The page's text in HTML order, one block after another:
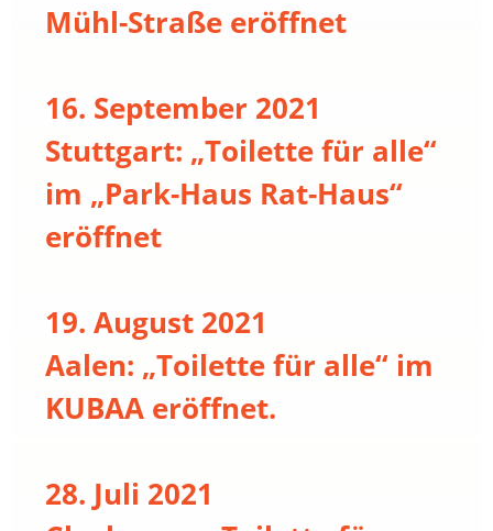
Mühl-Straße eröffnet
16. September 2021
Stuttgart: „Toilette für alle“
im „Park-Haus Rat-Haus“
eröffnet
19. August 2021
Aalen: „Toilette für alle“ im
KUBAA eröffnet.
28. Juli 2021